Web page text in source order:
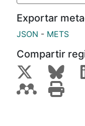
Exportar
JSON - METS
Compartir